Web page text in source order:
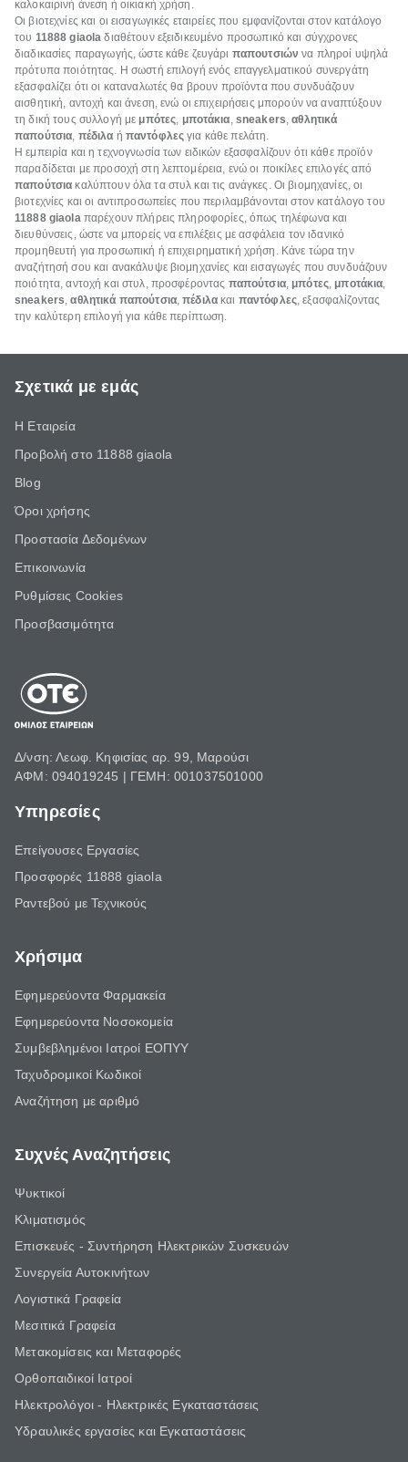
καλοκαιρινή άνεση ή οικιακή χρήση.
Οι βιοτεχνίες και οι εισαγωγικές εταιρείες που εμφανίζονται στον κατάλογο
του 11888giaola διαθέτουν εξειδικευμένο προσωπικό και σύγχρονες
διαδικασίες παραγωγής, ώστε κάθε ζευγάρι παπουτσιών να πληροί υψηλά
πρότυπα ποιότητας. Η σωστή επιλογή ενός επαγγελματικού συνεργάτη
εξασφαλίζει ότι οι καταναλωτές θα βρουν προϊόντα που συνδυάζουν
αισθητική, αντοχή και άνεση, ενώ οι επιχειρήσεις μπορούν να αναπτύξουν
τη δική τους συλλογή με μπότες, μποτάκια, sneakers,αθλητικά
παπούτσια, πέδιλα ή παντόφλες για κάθε πελάτη.
Η εμπειρία και η τεχνογνωσία των ειδικών εξασφαλίζουν ότι κάθε προϊόν
παραδίδεται με προσοχή στη λεπτομέρεια, ενώ οι ποικίλες επιλογές από
παπούτσια καλύπτουν όλα τα στυλ και τις ανάγκες. Οι βιομηχανίες, οι
βιοτεχνίες και οι αντιπροσωπείες που περιλαμβάνονται στον κατάλογο του
11888 giaolaπαρέχουν πλήρεις πληροφορίες, όπως τηλέφωνα και
διευθύνσεις, ώστε να μπορείς να επιλέξεις με ασφάλεια τον ιδανικό
προμηθευτή για προσωπική ή επιχειρηματική χρήση. Κάνε τώρα την
αναζήτησή σου και ανακάλυψε βιομηχανίες και εισαγωγές που συνδυάζουν
ποιότητα, αντοχή και στυλ, προσφέροντας παπούτσια, μπότες, μποτάκια,
sneakers,αθλητικά παπούτσια,πέδιλα και παντόφλες, εξασφαλίζοντας
την καλύτερη επιλογή για κάθε περίπτωση.
Σχετικά με εμάς
Η Εταιρεία
Προβολή στο 11888 giaola
Blog
Όροι χρήσης
Προστασία Δεδομένων
Επικοινωνία
Ρυθμίσεις Cookies
Προσβασιμότητα
Δ/νση: Λεωφ. Κηφισίας αρ. 99, Μαρούσι
ΑΦΜ: 094019245 | ΓΕΜΗ: 001037501000
Υπηρεσίες
Επείγουσες Εργασίες
Προσφορές 11888 giaola
Ραντεβού με Τεχνικούς
Χρήσιμα
Εφημερεύοντα Φαρμακεία
Εφημερεύοντα Νοσοκομεία
Συμβεβλημένοι Ιατροί ΕΟΠΥΥ
Ταχυδρομικοί Κωδικοί
Αναζήτηση με αριθμό
Συχνές Αναζητήσεις
Ψυκτικοί
Κλιματισμός
Επισκευές - Συντήρηση Ηλεκτρικών Συσκευών
Συνεργεία Αυτοκινήτων
Λογιστικά Γραφεία
Μεσιτικά Γραφεία
Μετακομίσεις και Μεταφορές
Ορθοπαιδικοί Ιατροί
Ηλεκτρολόγοι - Ηλεκτρικές Εγκαταστάσεις
Υδραυλικές εργασίες και Εγκαταστάσεις